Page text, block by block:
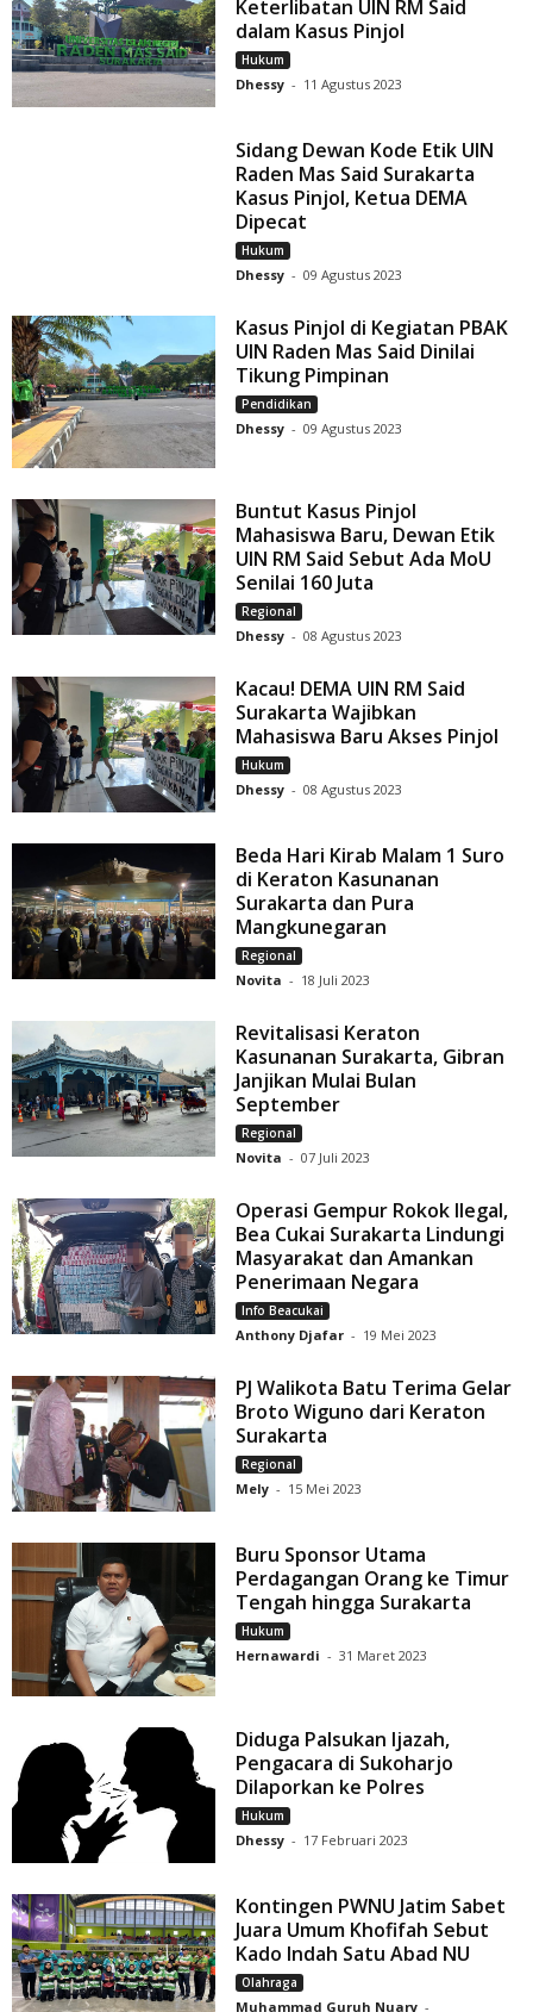
Keterlibatan UIN RM Said
dalam Kasus Pinjol
Hukum
Dhessy - 11 Agustus 2023
Sidang Dewan Kode Etik UIN
Raden Mas Said Surakarta
Kasus Pinjol, Ketua DEMA
Dipecat
Hukum
Dhessy - 09 Agustus 2023
Kasus Pinjol di Kegiatan PBAK
UIN Raden Mas Said Dinilai
Tikung Pimpinan
Pendidikan
Dhessy - 09 Agustus 2023
Buntut Kasus Pinjol
Mahasiswa Baru, Dewan Etik
UIN RM Said Sebut Ada MoU
Senilai 160 Juta
Regional
Dhessy - 08 Agustus 2023
Kacau! DEMA UIN RM Said
Surakarta Wajibkan
Mahasiswa Baru Akses Pinjol
Hukum
Dhessy - 08 Agustus 2023
Beda Hari Kirab Malam 1 Suro
di Keraton Kasunanan
Surakarta dan Pura
Mangkunegaran
Regional
Novita - 18 Juli 2023
Revitalisasi Keraton
Kasunanan Surakarta, Gibran
Janjikan Mulai Bulan
September
Regional
Novita - 07 Juli 2023
Operasi Gempur Rokok Ilegal,
Bea Cukai Surakarta Lindungi
Masyarakat dan Amankan
Penerimaan Negara
Info Beacukai
Anthony Djafar - 19 Mei 2023
PJ Walikota Batu Terima Gelar
Broto Wiguno dari Keraton
Surakarta
Regional
Mely - 15 Mei 2023
Buru Sponsor Utama
Perdagangan Orang ke Timur
Tengah hingga Surakarta
Hukum
Hernawardi - 31 Maret 2023
Diduga Palsukan Ijazah,
Pengacara di Sukoharjo
Dilaporkan ke Polres
Hukum
Dhessy - 17 Februari 2023
Kontingen PWNU Jatim Sabet
Juara Umum Khofifah Sebut
Kado Indah Satu Abad NU
Olahraga
Muhammad Guruh Nuary -